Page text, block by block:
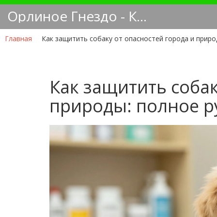
Орлиное Гнездо - Кинологический блог
Главная Как защитить собаку от опасностей города и
Как защитить
природы: полное